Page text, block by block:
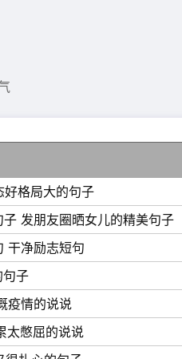
有一种与生具来的天赋，
就会释放出来并为你带去无
长大越孤单，因为懂你的
，没有在深夜痛苦过得人，
班，为了赚钱拼搏不敢言，
要想不这样，那你必须选择对
，不管你挣多挣少，至少你
会让你和这个世界脱轨，
好格局大的句子
发朋友圈晒女儿的精美句子
干净励志短句
句子
疫情的说说
太憋屈的说说